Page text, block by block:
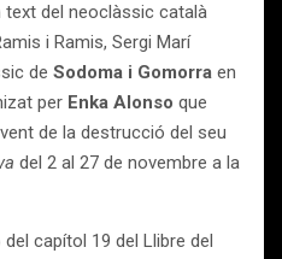
text del neoclàssic català
i Ramis, Sergi Marí
de Sodoma i Gomorra en
per Enka Alonso que
de la destrucció del seu
del 2 al 27 de novembre a la
capítol 19 del Llibre del